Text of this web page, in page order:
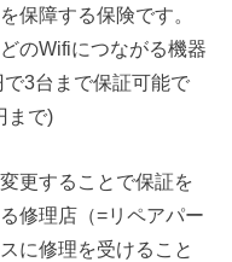
保障する保険です。
のWifiにつながる機器
3台まで保証可能で
まで)
更することで保証を
修理店（=リペアパー
に修理を受けること